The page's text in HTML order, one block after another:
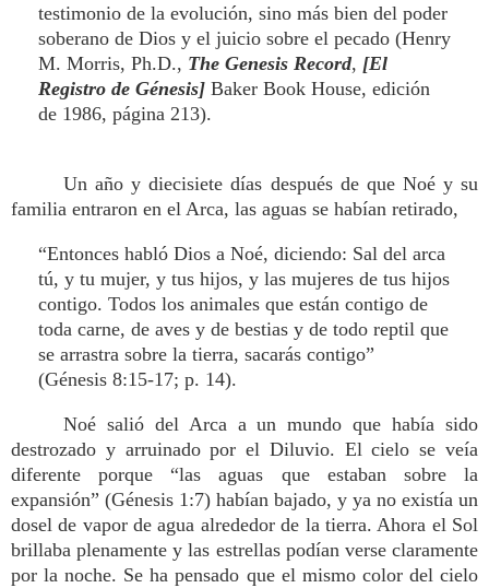
testimonio de la evolución, sino más bien del poder
soberano de Dios y el juicio sobre el pecado (Henry
M. Morris, Ph.D., The Genesis Record, [El
Registro de Génesis] Baker Book House, edición
de 1986, página 213).
Un año y diecisiete días después de que Noé y su
familia entraron en el Arca, las aguas se habían retirado,
“Entonces habló Dios a Noé, diciendo: Sal del arca
tú, y tu mujer, y tus hijos, y las mujeres de tus hijos
contigo. Todos los animales que están contigo de
toda carne, de aves y de bestias y de todo reptil que
se arrastra sobre la tierra, sacarás contigo”
(Génesis 8:15-17; p. 14).
Noé salió del Arca a un mundo que había sido
destrozado y arruinado por el Diluvio. El cielo se veía
diferente porque “las aguas que estaban sobre la
expansión” (Génesis 1:7) habían bajado, y ya no existía un
dosel de vapor de agua alrededor de la tierra. Ahora el Sol
brillaba plenamente y las estrellas podían verse claramente
por la noche. Se ha pensado que el mismo color del cielo